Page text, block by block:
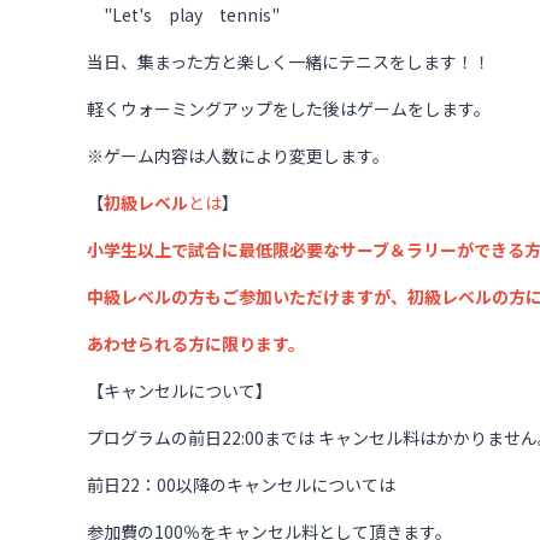
"Let's play tennis"
当日、集まった方と楽しく一緒にテニスをします！！
軽くウォーミングアップをした後はゲームをします。
※ゲーム内容は人数により変更します。
【初級レベルとは】
小学生以上で試合に最低限必要なサーブ＆ラリーができる方
中級レベルの方もご参加いただけますが、初級レベルの方
あわせられる方に限ります。
【キャンセルについて】
プログラムの前日22:00までは キャンセル料はかかりません
前日22：00以降のキャンセルについては
参加費の100％をキャンセル料として頂きます。